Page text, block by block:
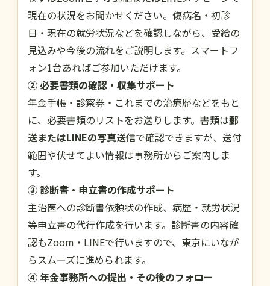
現在の状況をお聞かせください。傷病名・初診
日・現在の就労状況などを確認しながら、受給の
見込みや今後の流れをご説明します。スマートフ
ォン1台あればご参加いただけます。
② 必要書類の確認・収集サポート
年金手帳・診察券・これまでの治療歴などをもと
に、必要書類のリストをお送りします。書類は郵
送またはLINEの写真送信で確認できますが、送付
範囲や伏せてよい情報は事務所からご案内しま
す。
③ 診断書・申立書の作成サポート
主治医への診断書依頼状の作成、病歴・就労状況
等申立書の代行作成を行います。診断書の内容確
認もZoom・LINEで行いますので、東京にいなが
らスムーズに進められます。
④ 年金事務所への提出・その後のフォロー